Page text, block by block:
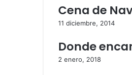
Cena de
11 diciembre, 2014
Donde
2 enero, 2018